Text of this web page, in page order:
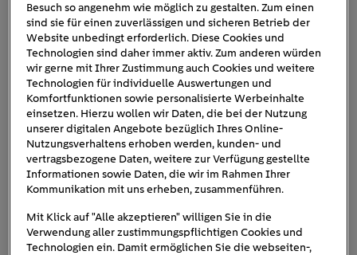
lng-terminals
Besuch so angenehm wie möglich zu gestalten. Zum einen
sind sie für einen zuverlässigen und sicheren Betrieb der
Website unbedingt erforderlich. Diese Cookies und
Technologien sind daher immer aktiv. Zum anderen würden
wir gerne mit Ihrer Zustimmung auch Cookies und weitere
Technologien für individuelle Auswertungen und
Komfortfunktionen sowie personalisierte Werbeinhalte
einsetzen. Hierzu wollen wir Daten, die bei der Nutzung
unserer digitalen Angebote bezüglich Ihres Online-
Nutzungsverhaltens erhoben werden, kunden- und
vertragsbezogene Daten, weitere zur Verfügung gestellte
Informationen sowie Daten, die wir im Rahmen Ihrer
Kommunikation mit uns erheben, zusammenführen.
Mit Klick auf "Alle akzeptieren" willigen Sie in die
Verwendung aller zustimmungspflichtigen Cookies und
Technologien ein. Damit ermöglichen Sie die webseiten-,